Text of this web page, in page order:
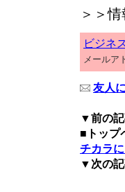
＞＞
ビジネ
メールア
友人
▼前の記
■トップ
チカラに
▼次の記